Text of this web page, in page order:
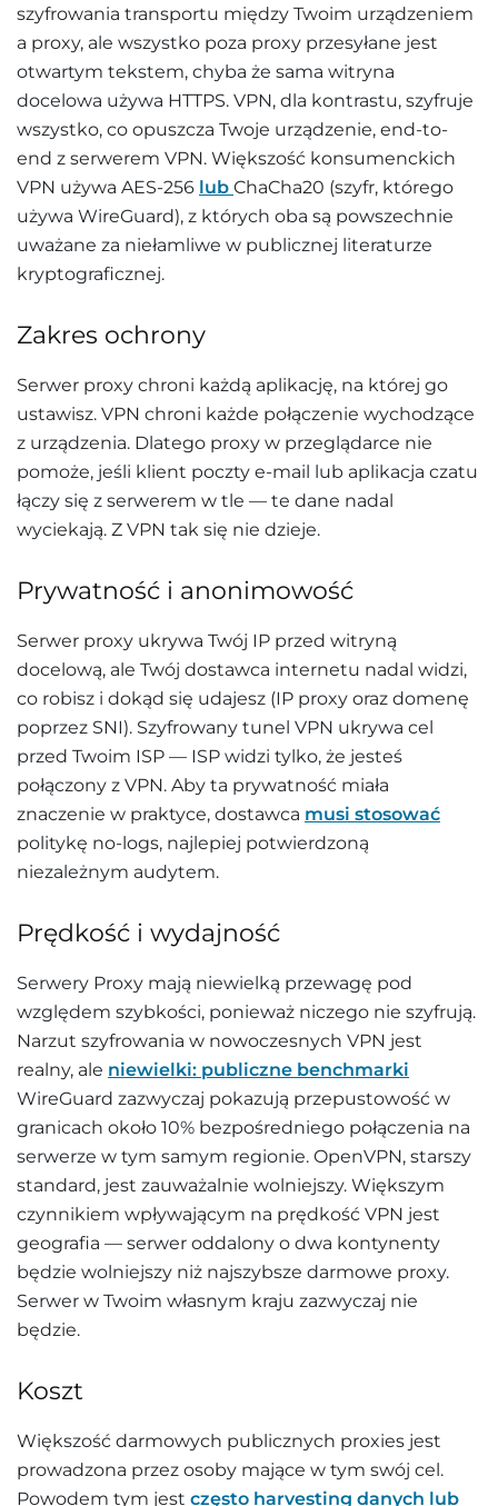
szyfrowania transportu między Twoim urządzeniem
a proxy, ale wszystko poza proxy przesyłane jest
otwartym tekstem, chyba że sama witryna
docelowa używa HTTPS. VPN, dla kontrastu, szyfruje
wszystko, co opuszcza Twoje urządzenie, end-to-
end z serwerem VPN. Większość konsumenckich
VPN używa AES-256 lub ChaCha20 (szyfr, którego
używa WireGuard), z których oba są powszechnie
uważane za niełamliwe w publicznej literaturze
kryptograficznej.
Zakres ochrony
Serwer proxy chroni każdą aplikację, na której go
ustawisz. VPN chroni każde połączenie wychodzące
z urządzenia. Dlatego proxy w przeglądarce nie
pomoże, jeśli klient poczty e-mail lub aplikacja czatu
łączy się z serwerem w tle — te dane nadal
wyciekają. Z VPN tak się nie dzieje.
Prywatność i anonimowość
Serwer proxy ukrywa Twój IP przed witryną
docelową, ale Twój dostawca internetu nadal widzi,
co robisz i dokąd się udajesz (IP proxy oraz domenę
poprzez SNI). Szyfrowany tunel VPN ukrywa cel
przed Twoim ISP — ISP widzi tylko, że jesteś
połączony z VPN. Aby ta prywatność miała
znaczenie w praktyce, dostawca musi stosować
politykę no-logs, najlepiej potwierdzoną
niezależnym audytem.
Prędkość i wydajność
Serwery Proxy mają niewielką przewagę pod
względem szybkości, ponieważ niczego nie szyfrują.
Narzut szyfrowania w nowoczesnych VPN jest
realny, ale niewielki: publiczne benchmarki
WireGuard zazwyczaj pokazują przepustowość w
granicach około 10% bezpośredniego połączenia na
serwerze w tym samym regionie. OpenVPN, starszy
standard, jest zauważalnie wolniejszy. Większym
czynnikiem wpływającym na prędkość VPN jest
geografia — serwer oddalony o dwa kontynenty
będzie wolniejszy niż najszybsze darmowe proxy.
Serwer w Twoim własnym kraju zazwyczaj nie
będzie.
Koszt
Większość darmowych publicznych proxies jest
prowadzona przez osoby mające w tym swój cel.
Powodem tym jest często harvesting danych lub